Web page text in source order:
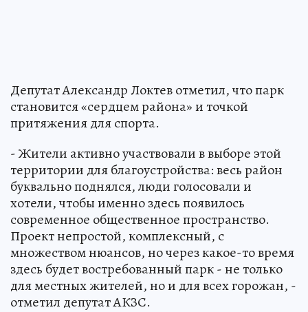
Депутат Александр Локтев отметил, что парк
становится «сердцем района» и точкой
притяжения для спорта.
- Жители активно участвовали в выборе этой
территории для благоустройства: весь район
буквально поднялся, люди голосовали и
хотели, чтобы именно здесь появилось
современное общественное пространство.
Проект непростой, комплексный, с
множеством нюансов, но через какое-то время
здесь будет востребованный парк - не только
для местных жителей, но и для всех горожан, -
отметил депутат АКЗС.